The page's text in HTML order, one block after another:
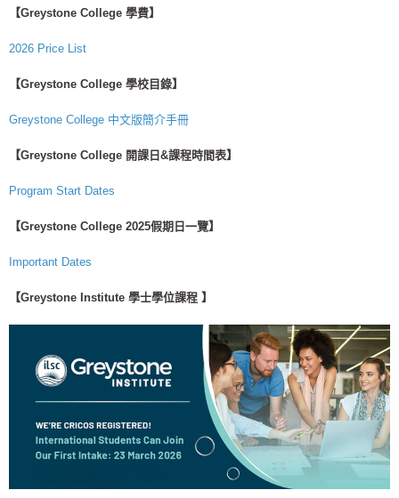
【Greystone College 學費】
2026 Price List
【Greystone College 學校目錄】
Greystone College 中文版簡介手冊
【Greystone College 開課日&課程時間表】
Program Start Dates
【Greystone College 2025假期日一覽】
Important Dates
【Greystone Institute 學士學位課程 】